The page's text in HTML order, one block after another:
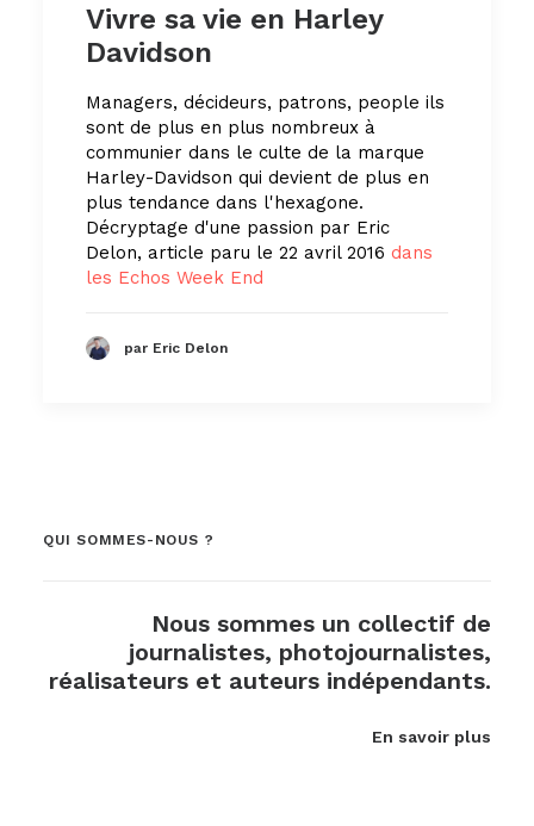
Vivre sa vie en Harley
Davidson
Managers, décideurs, patrons, people ils
sont de plus en plus nombreux à
communier dans le culte de la marque
Harley-Davidson qui devient de plus en
plus tendance dans l'hexagone.
Décryptage d'une passion par Eric
Delon, article paru le 22 avril 2016 dans
les Echos Week End
par Eric Delon
QUI SOMMES-NOUS ?
Nous sommes un collectif de
journalistes, photojournalistes,
réalisateurs et auteurs indépendants.
En savoir plus